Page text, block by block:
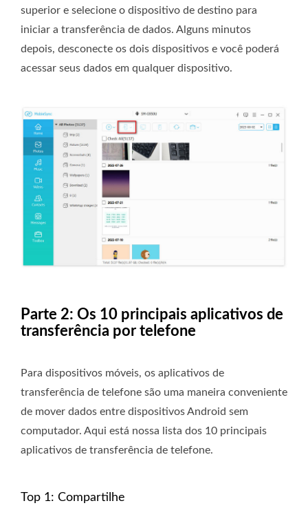
superior e selecione o dispositivo de destino para
iniciar a transferência de dados. Alguns minutos
depois, desconecte os dois dispositivos e você poderá
acessar seus dados em qualquer dispositivo.
Parte 2: Os 10 principais aplicativos de
transferência por telefone
Para dispositivos móveis, os aplicativos de
transferência de telefone são uma maneira conveniente
de mover dados entre dispositivos Android sem
computador. Aqui está nossa lista dos 10 principais
aplicativos de transferência de telefone.
Top 1: Compartilhe